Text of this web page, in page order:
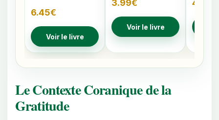
6.45€
Voir le livre
3.99€
Voir le livre
4.79
Le Contexte Coranique de la
Gratitude